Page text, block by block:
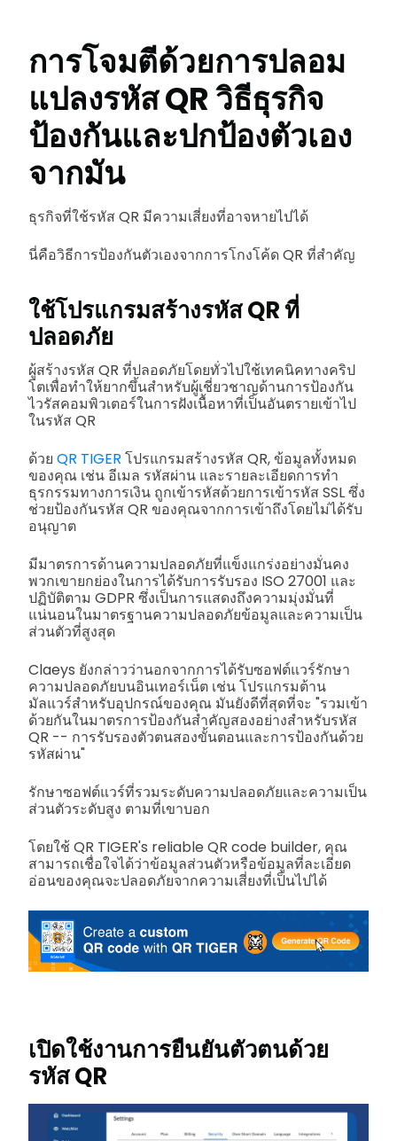
การโจมตีด้วยการปลอม
แปลงรหัส QRวิธีธุรกิจ
ป้องกันและปกป้องตัวเอง
จากมัน
ธุรกิจที่ใช้รหัส QR มีความเสี่ยงที่อาจหายไปได้
นี่คือวิธีการป้องกันตัวเองจากการโกงโค้ด QR ที่สำคัญ
ใช้โปรแกรมสร้างรหัส QR ที่
ปลอดภัย
ผู้สร้างรหัส QR ที่ปลอดภัยโดยทั่วไปใช้เทคนิคทางคริป
โตเพื่อทำให้ยากขึ้นสำหรับผู้เชี่ยวชาญด้านการป้องกัน
ไวรัสคอมพิวเตอร์ในการฝังเนื้อหาที่เป็นอันตรายเข้าไป
ในรหัส QR
ด้วย QR TIGER โปรแกรมสร้างรหัส QR, ข้อมูลทั้งหมด
ของคุณ เช่น อีเมล รหัสผ่าน และรายละเอียดการทำ
ธุรกรรมทางการเงิน ถูกเข้ารหัสด้วยการเข้ารหัส SSL ซึ่ง
ช่วยป้องกันรหัส QR ของคุณจากการเข้าถึงโดยไม่ได้รับ
อนุญาต
มีมาตรการด้านความปลอดภัยที่แข็งแกร่งอย่างมั่นคง
พวกเขายกย่องในการได้รับการรับรอง ISO 27001 และ
ปฏิบัติตาม GDPR ซึ่งเป็นการแสดงถึงความมุ่งมั่นที่
แน่นอนในมาตรฐานความปลอดภัยข้อมูลและความเป็น
ส่วนตัวที่สูงสุด
Claeys ยังกล่าวว่านอกจากการได้รับซอฟต์แวร์รักษา
ความปลอดภัยบนอินเทอร์เน็ต เช่น โปรแกรมต้าน
มัลแวร์สำหรับอุปกรณ์ของคุณ มันยังดีที่สุดที่จะ "รวมเข้า
ด้วยกันในมาตรการป้องกันสำคัญสองอย่างสำหรับรหัส
QR -- การรับรองตัวตนสองขั้นตอนและการป้องกันด้วย
รหัสผ่าน"
รักษาซอฟต์แวร์ที่รวมระดับความปลอดภัยและความเป็น
ส่วนตัวระดับสูง ตามที่เขาบอก
โดยใช้ QR TIGER's reliable QR code builder, คุณ
สามารถเชื่อใจได้ว่าข้อมูลส่วนตัวหรือข้อมูลที่ละเอียด
อ่อนของคุณจะปลอดภัยจากความเสี่ยงที่เป็นไปได้
เปิดใช้งานการยืนยันตัวตนด้วย
รหัส QR